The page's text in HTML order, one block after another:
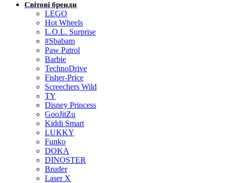
Світові бренди
LEGO
Hot Wheels
L.O.L. Surprise
#Sbabam
Paw Patrol
Barbie
TechnoDrive
Fisher-Price
Screechers Wild
TY
Disney Princess
GooJitZu
Kiddi Smart
LUKKY
Funko
DOKA
DINOSTER
Bruder
Laser X